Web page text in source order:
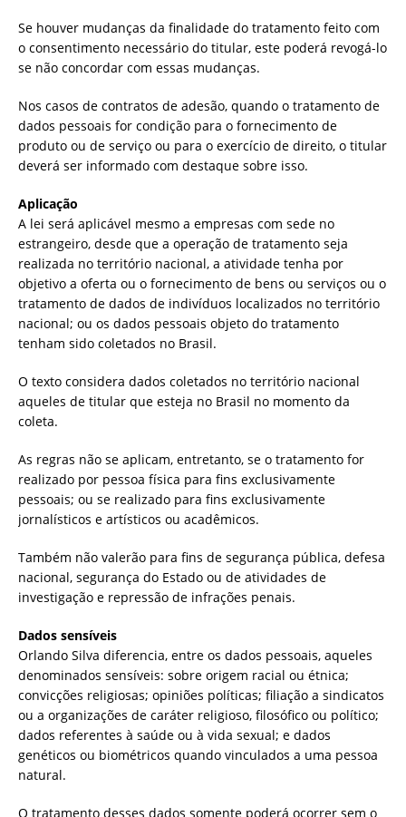
Se houver mudanças da finalidade do tratamento feito com
o consentimento necessário do titular, este poderá revogá-lo
se não concordar com essas mudanças.
Nos casos de contratos de adesão, quando o tratamento de
dados pessoais for condição para o fornecimento de
produto ou de serviço ou para o exercício de direito, o titular
deverá ser informado com destaque sobre isso.
Aplicação
A lei será aplicável mesmo a empresas com sede no
estrangeiro, desde que a operação de tratamento seja
realizada no território nacional, a atividade tenha por
objetivo a oferta ou o fornecimento de bens ou serviços ou o
tratamento de dados de indivíduos localizados no território
nacional; ou os dados pessoais objeto do tratamento
tenham sido coletados no Brasil.
O texto considera dados coletados no território nacional
aqueles de titular que esteja no Brasil no momento da
coleta.
As regras não se aplicam, entretanto, se o tratamento for
realizado por pessoa física para fins exclusivamente
pessoais; ou se realizado para fins exclusivamente
jornalísticos e artísticos ou acadêmicos.
Também não valerão para fins de segurança pública, defesa
nacional, segurança do Estado ou de atividades de
investigação e repressão de infrações penais.
Dados sensíveis
Orlando Silva diferencia, entre os dados pessoais, aqueles
denominados sensíveis: sobre origem racial ou étnica;
convicções religiosas; opiniões políticas; filiação a sindicatos
ou a organizações de caráter religioso, filosófico ou político;
dados referentes à saúde ou à vida sexual; e dados
genéticos ou biométricos quando vinculados a uma pessoa
natural.
O tratamento desses dados somente poderá ocorrer sem o